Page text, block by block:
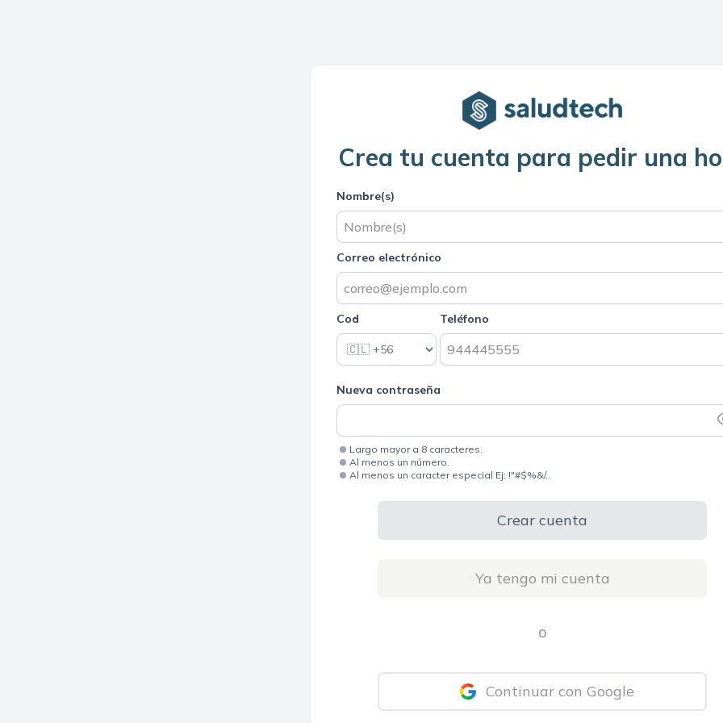
Crea tu cuenta para pedir una
Nombre(s)
Correo electrónico
Cod Teléfono
Nueva contraseña
Largo mayor a 8 caracteres.
Al menos un número.
Al menos un caracter especial Ej: !"#$%&/,.
Crear cuenta
Ya tengo mi cuenta
o
Continuar con Google